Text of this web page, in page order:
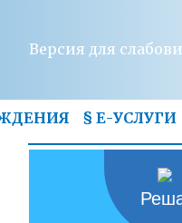
Версия для
§ Е-УСЛУГИ